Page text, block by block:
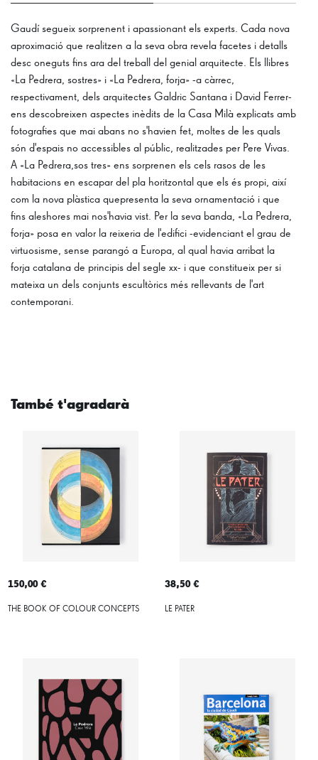
Gaudí segueix sorprenent i apassionant els experts. Cada nova
aproximació que realitzen a la seva obra revela facetes i detalls
desc oneguts fins ara del treball del genial arquitecte. Els llibres
«La Pedrera, sostres» i «La Pedrera, forja» -a càrrec,
respectivament, dels arquitectes Galdric Santana i David Ferrer-
ens descobreixen aspectes inèdits de la Casa Milà explicats amb
fotografies que mai abans no s'havien fet, moltes de les quals
són d'espais no accessibles al públic, realitzades per Pere Vivas.
A «La Pedrera,sos tres» ens sorprenen els cels rasos de les
habitacions en escapar del pla horitzontal que els és propi, així
com la nova plàstica quepresenta la seva ornamentació i que
fins aleshores mai nos'havia vist. Per la seva banda, «La Pedrera,
forja» posa en valor la reixeria de l'edifici -evidenciant el grau de
virtuosisme, sense parangó a Europa, al qual havia arribat la
forja catalana de principis del segle xx- i que constitueix per si
mateixa un dels conjunts escultòrics més rellevants de l'art
contemporani.
També t'agradarà
150,00 €
THE BOOK OF COLOUR CONCEPTS
38,50 €
LE PATER